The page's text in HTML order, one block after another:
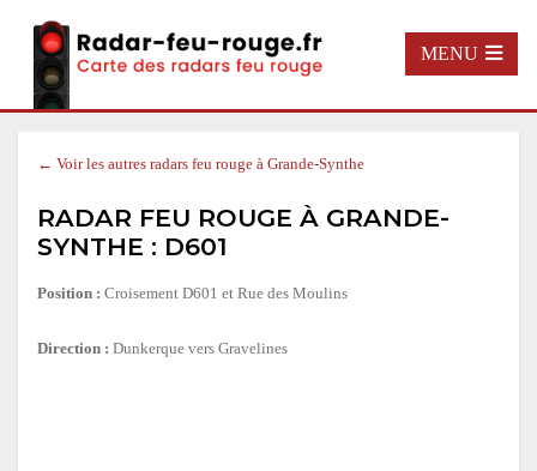
MENU
← Voir les autres radars feu rouge à Grande-Synthe
RADAR FEU ROUGE À GRANDE-
SYNTHE : D601
Position : Croisement D601 et Rue des Moulins
Direction : Dunkerque vers Gravelines